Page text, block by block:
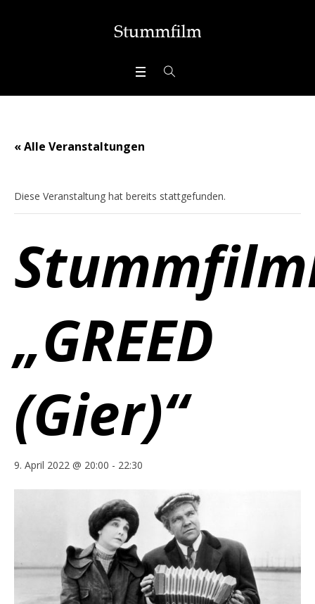
« Alle Veranstaltungen
Diese Veranstaltung hat bereits stattgefunden.
„GREED
(Gier)“
9. April 2022 @ 20:00 - 22:30